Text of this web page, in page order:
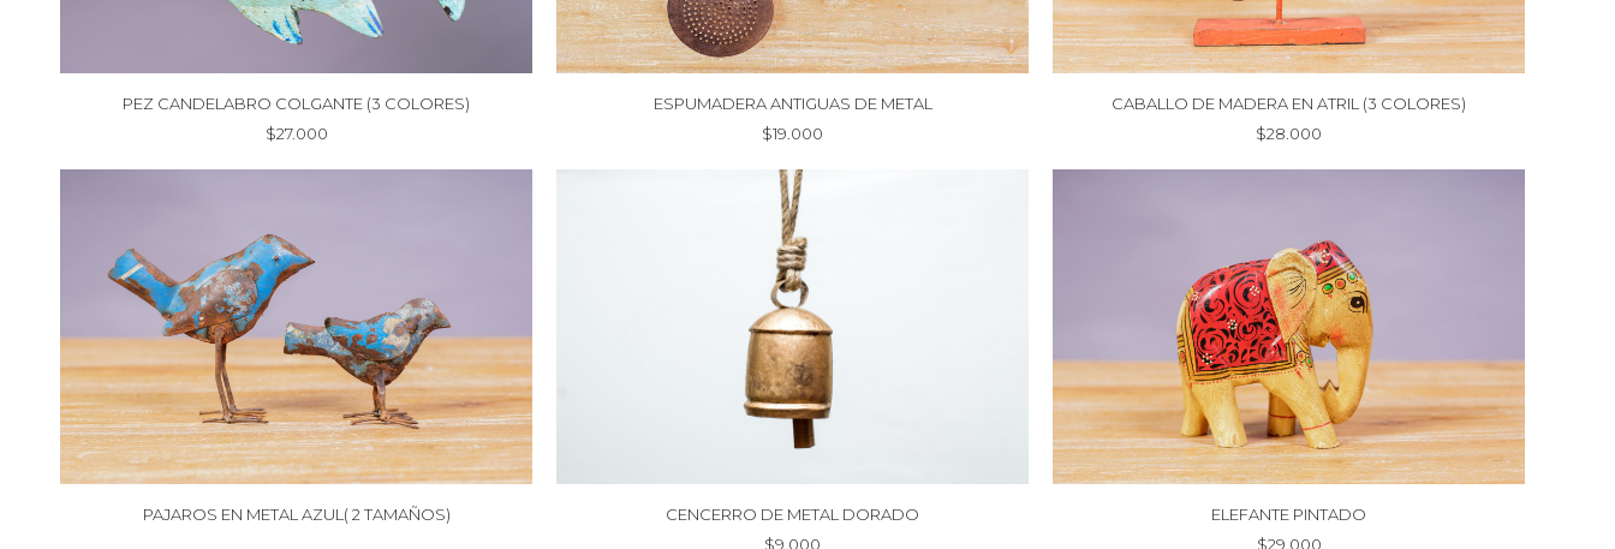
PEZ CANDELABRO COLGANTE (3 COLORES)
$27.000
ESPUMADERA ANTIGUAS DE METAL
$19.000
CABALLO DE MADERA EN ATRIL (3 COLORES)
$28.000
PAJAROS EN METAL AZUL( 2 TAMAÑOS)
CENCERRO DE METAL DORADO
$9.000
ELEFANTE PINTADO
$29.000